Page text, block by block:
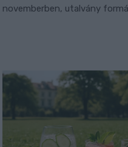
novemberben, utalvány